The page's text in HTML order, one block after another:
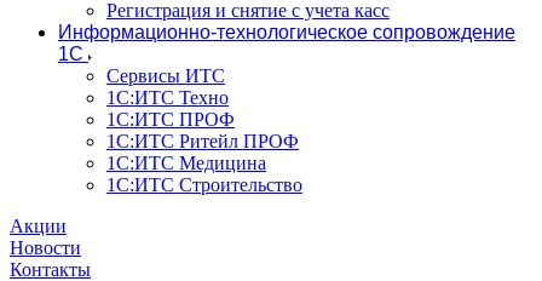
Регистрация и снятие с учета касс
Информационно-технологическое сопровождение
1C
Сервисы ИТС
1С:ИТС Техно
1С:ИТС ПРОФ
1С:ИТС Ритейл ПРОФ
1С:ИТС Медицина
1С:ИТС Строительство
Акции
Новости
Контакты